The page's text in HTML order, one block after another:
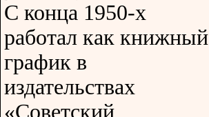
С конца 1950-х
работал как книжный
график в
издательствах
«Советский